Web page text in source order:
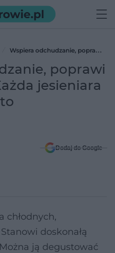
Wspiera odchudzanie, poprawi
ci że warto
poprawi
jesieniara
Dodaj do Google
chłodnych,
doskonałą
ją degustować